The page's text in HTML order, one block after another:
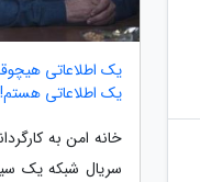
یک اطلاعاتی
یک اطلاعاتی هستم!
خانه امن به
سریال شبکه یک